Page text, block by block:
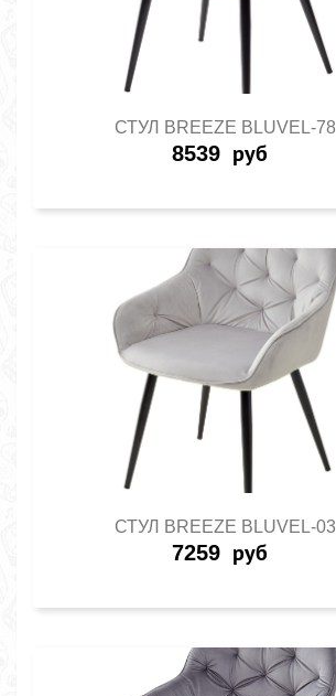
СТУЛ BREEZE BLUVEL-78
8539 руб
СТУЛ BREEZE BLUVEL-03
7259 руб